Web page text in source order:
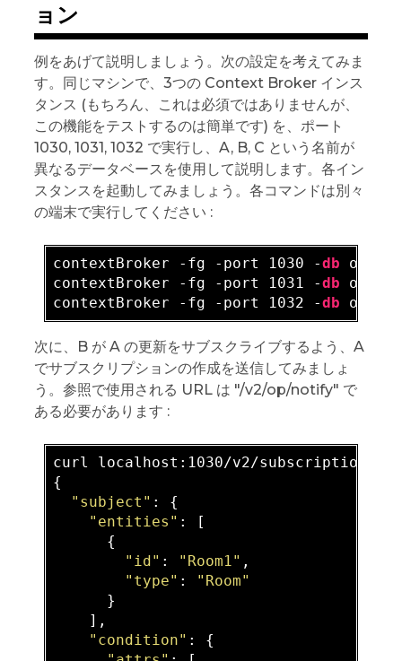
ョン
例をあげて説明しましょう。次の設定を考えてみま
す。同じマシンで、3つの Context Broker インス
タンス (もちろん、これは必須ではありませんが、
この機能をテストするのは簡単です) を、ポート
1030, 1031, 1032 で実行し、A, B, C という名前が
異なるデータベースを使用して説明します。各イン
スタンスを起動してみましょう。各コマンドは別々
の端末で実行してください :
contextBroker -fg -port 1030 -db
contextBroker -fg -port 1031 -db
contextBroker -fg -port 1032 -db
次に、B が A の更新をサブスクライブするよう、A
でサブスクリプションの作成を送信してみましょ
う。参照で使用される URL は "/v2/op/notify" で
ある必要があります :
curl localhost:1030/v2/subscriptions -
{
"subject" : {
"entities" : [
      {
"id" : "Room1" ,
"type" :
"Room"
      }
    ],
"condition" : {